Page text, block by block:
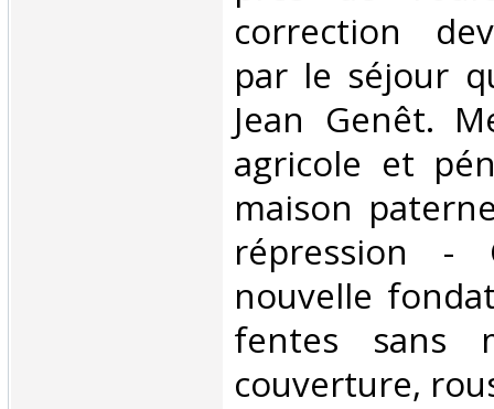
correction
par le séjour
Jean Genêt.
agricole et
maison
répression -
nouvelle
fentes sans
couverture,